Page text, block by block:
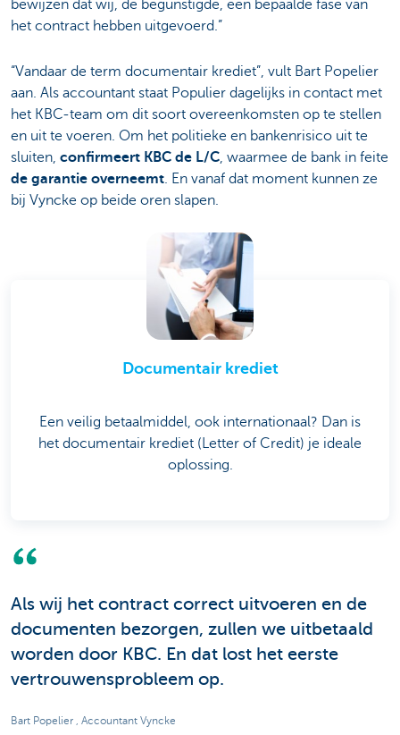
bewijzen dat wij, de begunstigde, een bepaalde fase van
het contract hebben uitgevoerd.”
“Vandaar de term documentair krediet”, vult Bart Popelier
aan. Als accountant staat Populier dagelijks in contact met
het KBC-team om dit soort overeenkomsten op te stellen
en uit te voeren. Om het politieke en bankenrisico uit te
sluiten, confirmeert KBC de L/C, waarmee de bank in feite
de garantie overneemt. En vanaf dat moment kunnen ze
bij Vyncke op beide oren slapen.
Documentair krediet
Een veilig betaalmiddel, ook internationaal? Dan is
het documentair krediet (Letter of Credit) je ideale
oplossing.
Als wij het contract correct uitvoeren en de
documenten bezorgen, zullen we uitbetaald
worden door KBC. En dat lost het eerste
vertrouwensprobleem op.
Bart Popelier , Accountant Vyncke